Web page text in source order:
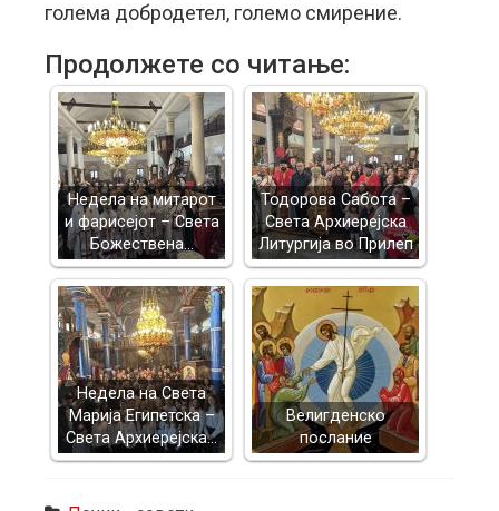
голема добродетел, големо смирение.
Продолжете со читање:
Недела на митарот
и фарисејот – Светa
Божествена…
Тодорова Сабота –
Света Архиерејска
Литургија во Прилеп
Недела на Света
Марија Египетска –
Света Архиерејска…
Велигденско
послание